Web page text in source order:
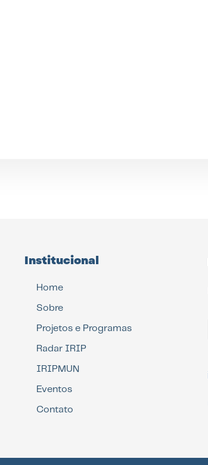
Institucional
Home
Sobre
Projetos e Programas
Radar IRIP
IRIPMUN
Eventos
Contato